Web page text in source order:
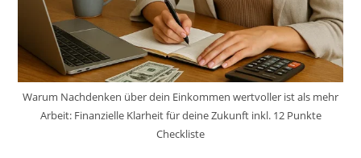
Warum Nachdenken über dein Einkommen wertvoller ist als mehr
Arbeit: Finanzielle Klarheit für deine Zukunft inkl. 12 Punkte
Checkliste